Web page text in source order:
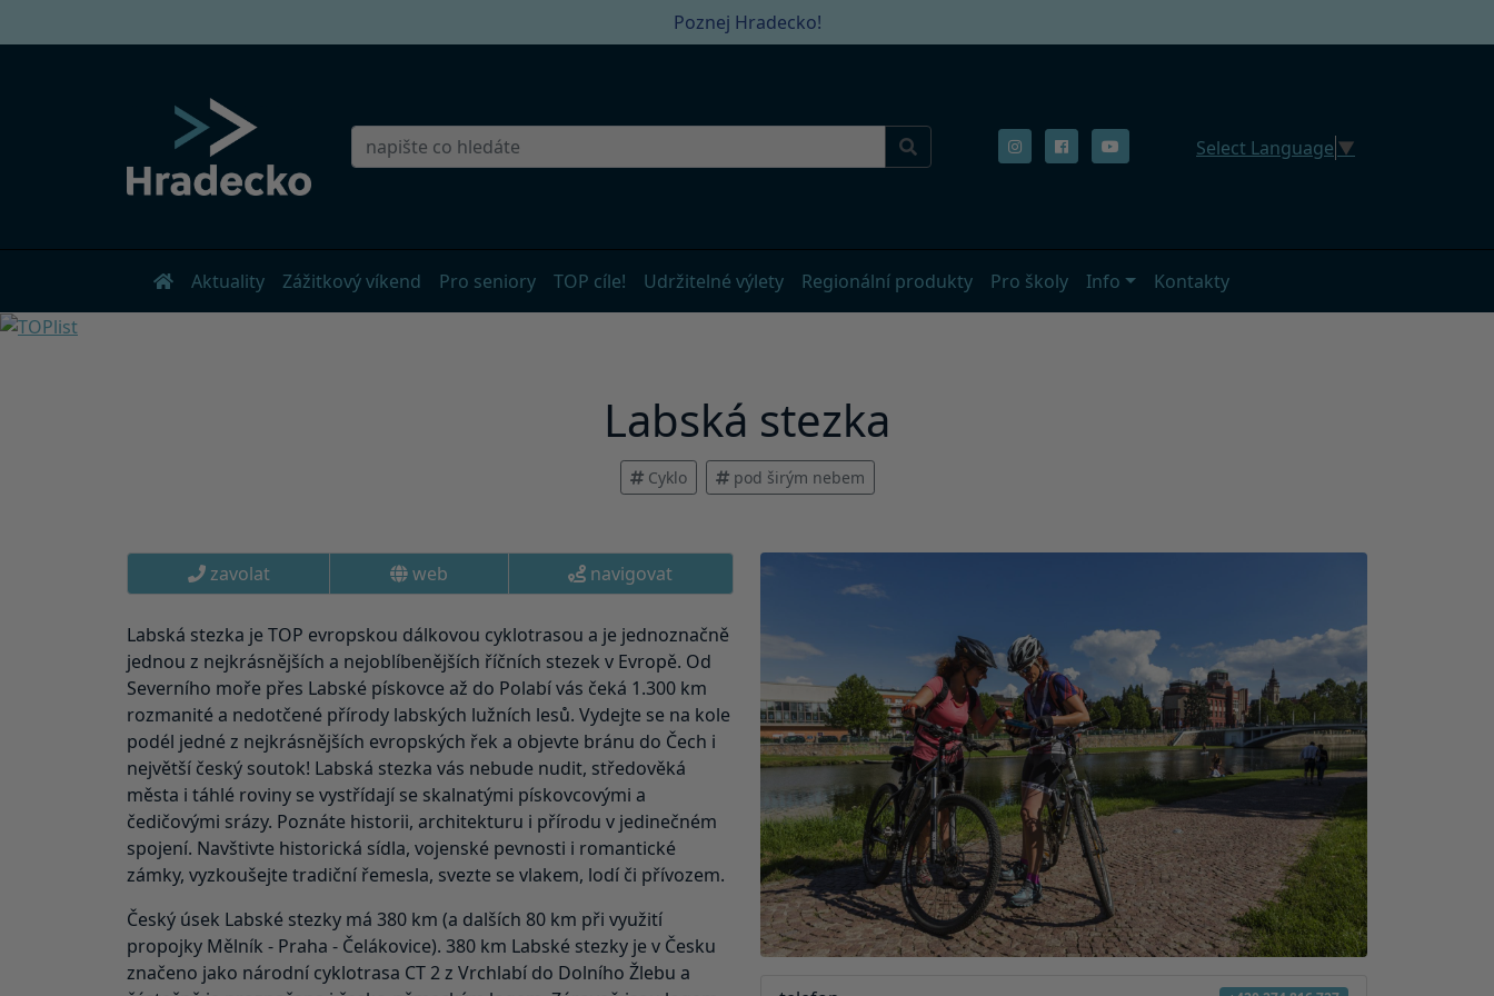
Poznej Hradecko!
Select Language ▼
Aktuality Zážitkový víkend Pro seniory TOP cíle! Udržitelné výlety Regionální produkty Pro školy Info Kontakty
Labská stezka
Cyklo pod širým nebem
zavolat web navigovat
Labská stezka je TOP evropskou dálkovou cyklotrasou a je jednoznačně
jednou z nejkrásnějších a nejoblíbenějších říčních stezek v Evropě. Od
Severního moře přes Labské pískovce až do Polabí vás čeká 1.300 km
rozmanité a nedotčené přírody labských lužních lesů. Vydejte se na kole
podél jedné z nejkrásnějších evropských řek a objevte bránu do Čech i
největší český soutok! Labská stezka vás nebude nudit, středověká
města i táhlé roviny se vystřídají se skalnatými pískovcovými a
čedičovými srázy. Poznáte historii, architekturu i přírodu v jedinečném
spojení. Navštivte historická sídla, vojenské pevnosti i romantické
zámky, vyzkoušejte tradiční řemesla, svezte se vlakem, lodí či přívozem.
Český úsek Labské stezky má 380 km (a dalších 80 km při využití
propojky Mělník - Praha - Čelákovice). 380 km Labské stezky je v Česku
značeno jako národní cyklotrasa CT 2 z Vrchlabí do Dolního Žlebu a